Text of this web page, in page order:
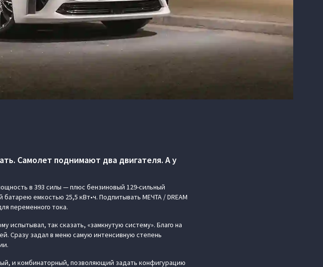
Самолет поднимают два двигателя. А у
в 393 силы — плюс бензиновый 129-сильный
емкостью 25,5 кВт•ч. Подпитывать МЕЧТА / DREAM
переменного тока.
испытывал, так сказать, «замкнутую систему». Благо на
Сразу задал в меню самую интенсивную степень
и комбинаторный, позволяющий задать конфигурацию